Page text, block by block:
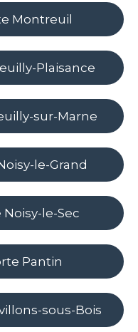
Montreuil
Plaisance
sur-Marne
le-Grand
le-Sec
Pantin
sous-Bois